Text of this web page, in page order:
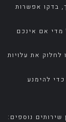
בדקו אפשרות
מדי אם אינכם
לחלוק את עלויות
להימנע
נוספים: